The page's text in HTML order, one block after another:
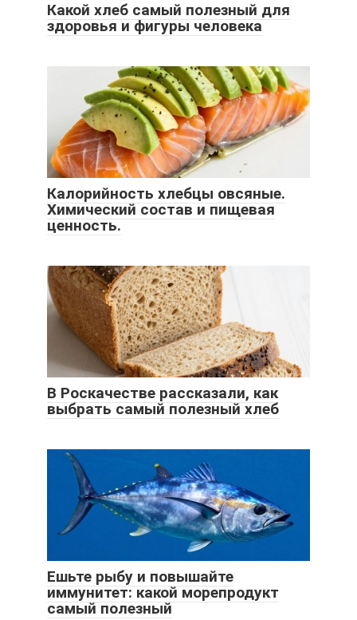
Какой хлеб самый полезный для
здоровья и фигуры человека
Калорийность хлебцы овсяные.
Химический состав и пищевая
ценность.
В Роскачестве рассказали, как
выбрать самый полезный хлеб
Ешьте рыбу и повышайте
иммунитет: какой морепродукт
самый полезный